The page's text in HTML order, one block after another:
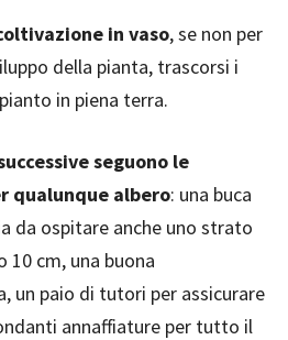
in vaso, se non per
della pianta, trascorsi i
in piena terra.
seguono le
qualunque albero: una buca
da ospitare anche uno strato
10 cm, una buona
un paio di tutori per assicurare
annaffiature per tutto il